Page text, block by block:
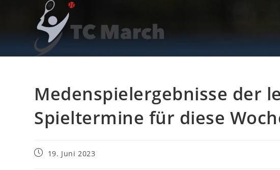
Medenspielergebnisse der
Spieltermine für diese
Beitrag19. Juni 2023